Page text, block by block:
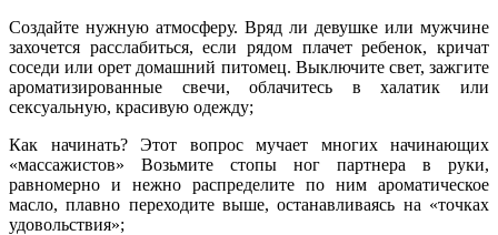
Создайте нужную атмосферу. Вряд ли девушке или мужчине
захочется расслабиться, если рядом плачет ребенок, кричат
соседи или орет домашний питомец. Выключите свет, зажгите
ароматизированные свечи, облачитесь в халатик или
сексуальную, красивую одежду;
Как начинать? Этот вопрос мучает многих начинающих
«массажистов» Возьмите стопы ног партнера в руки,
равномерно и нежно распределите по ним ароматическое
масло, плавно переходите выше, останавливаясь на «точках
удовольствия»;